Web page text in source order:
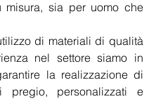
misura, sia per uomo che
di materiali di qualità
nel settore siamo in
la realizzazione di
pregio, personalizzati e